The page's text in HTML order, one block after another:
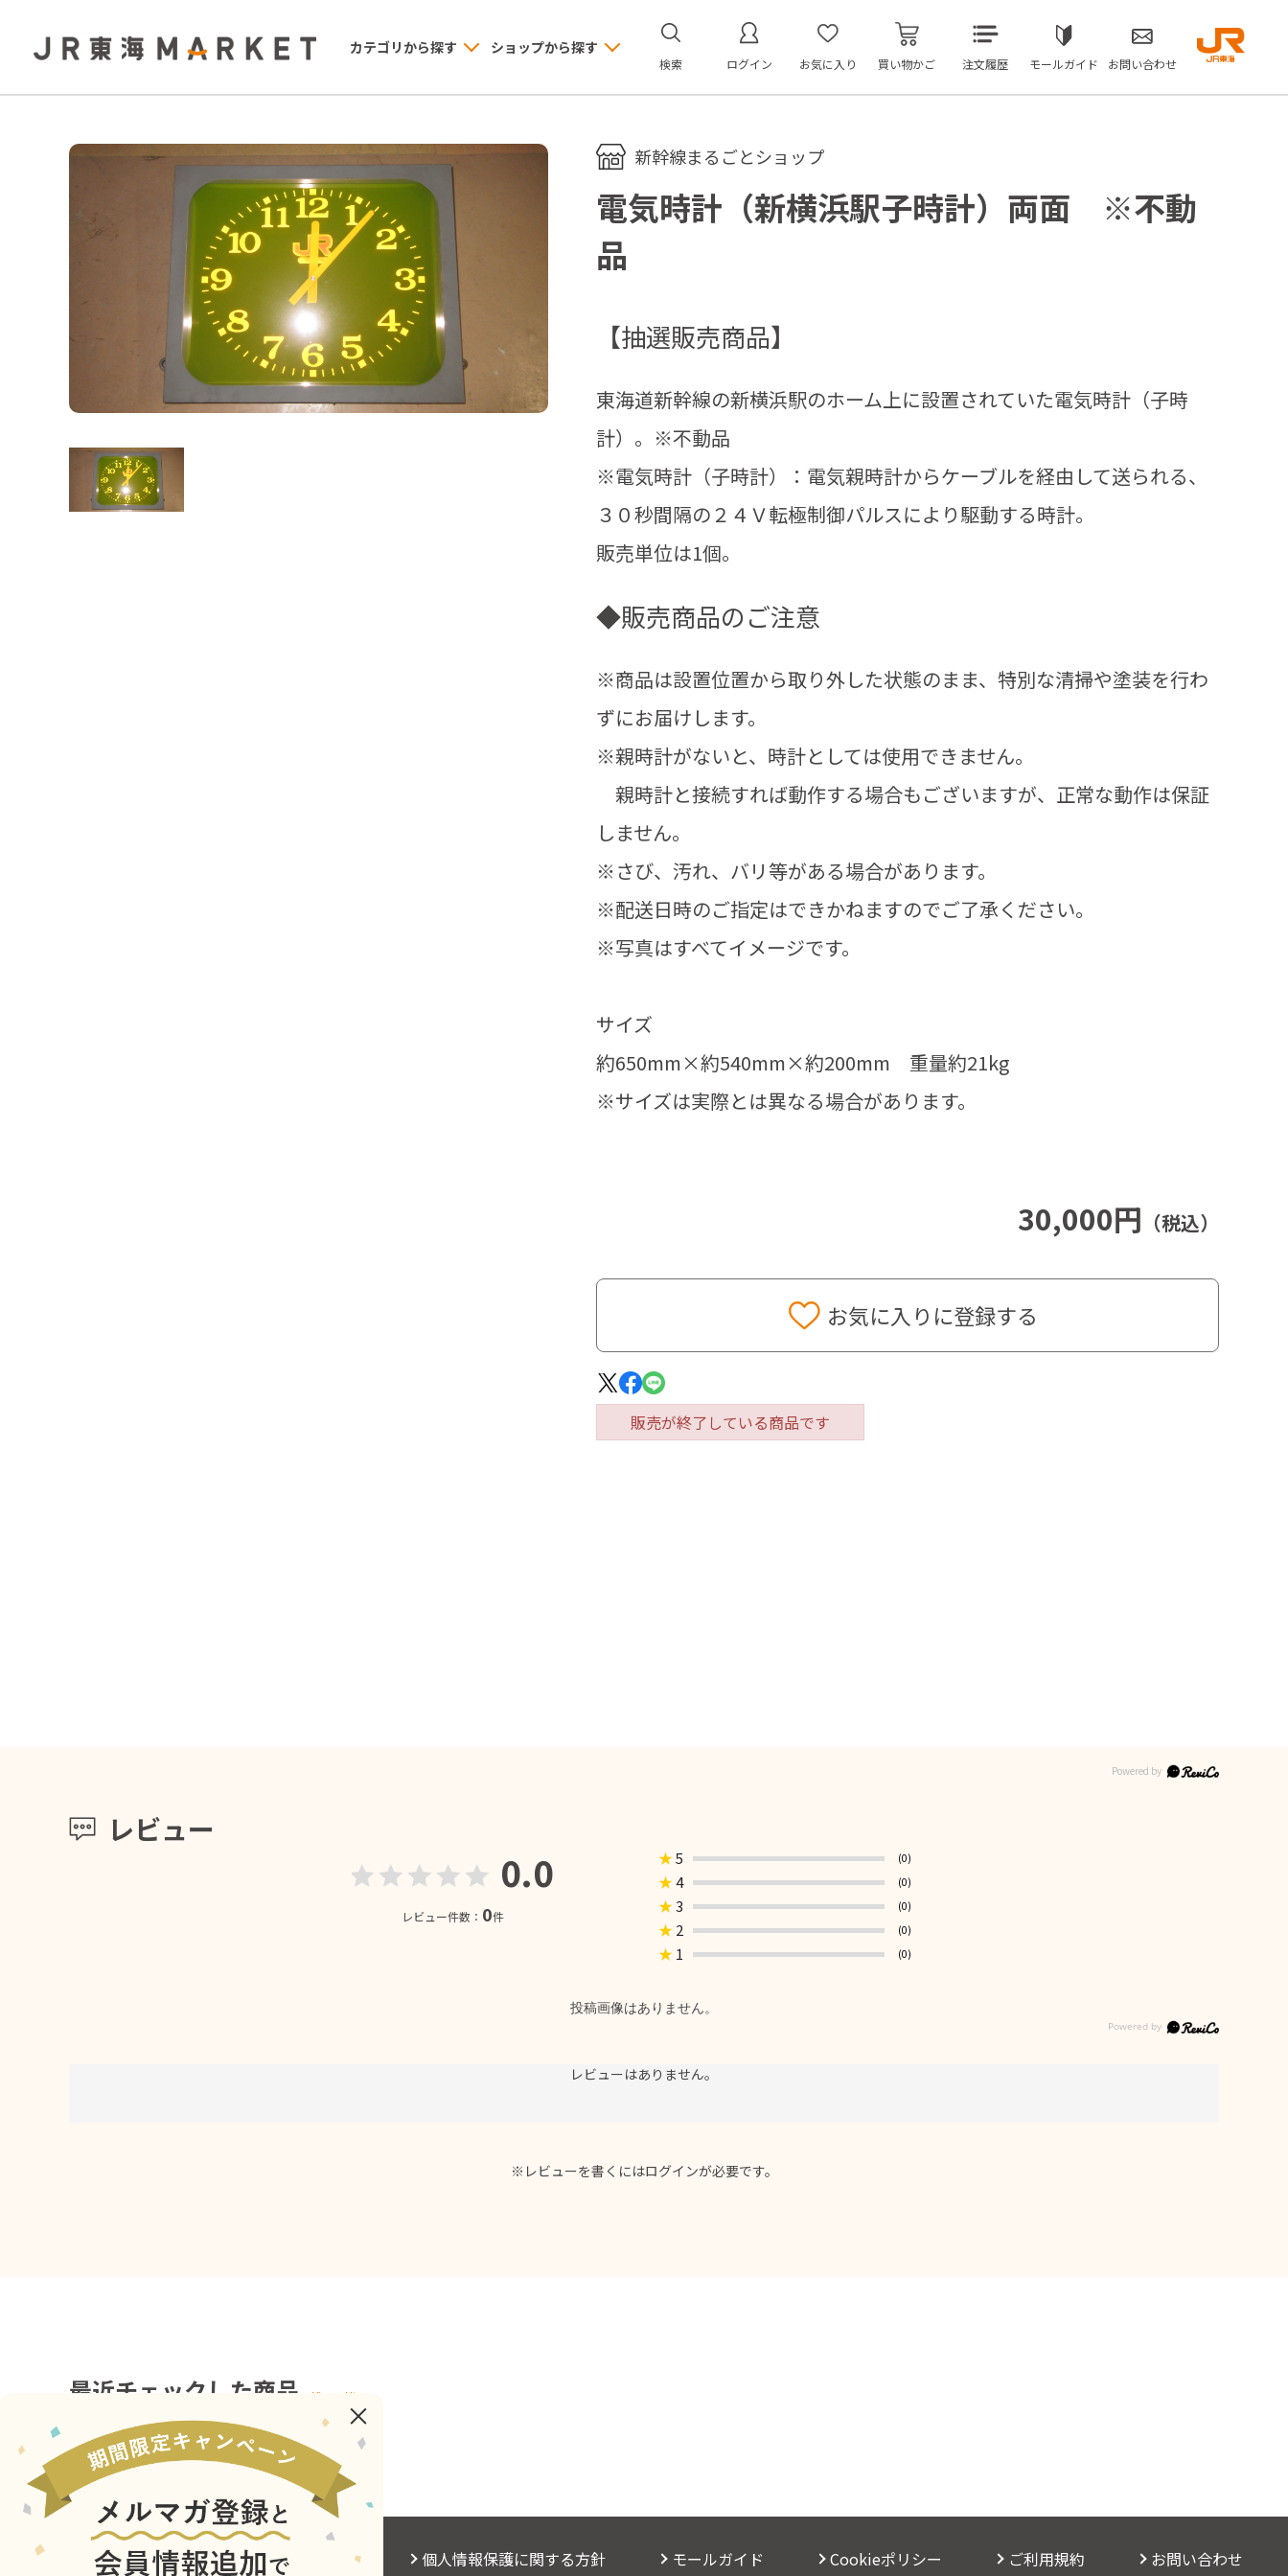
カテゴリから探す ショップから探す
検索 ログイン お気に入り 買い物かご 注文履歴 モールガイド お問い合わせ
新幹線まるごとショップ
電気時計（新横浜駅子時計）両面 ※不動
品
30,000円 （税込）
販売が終了している商品です
お気に入りに登録する
【抽選販売商品】
東海道新幹線の新横浜駅のホーム上に設置されていた電気時計（子時
計）。※不動品
※電気時計（子時計）：電気親時計からケーブルを経由して送られる、
３０秒間隔の２４Ｖ転極制御パルスにより駆動する時計。
販売単位は1個。
◆販売商品のご注意
※商品は設置位置から取り外した状態のまま、特別な清掃や塗装を行わ
ずにお届けします。
※親時計がないと、時計としては使用できません。
親時計と接続すれば動作する場合もございますが、正常な動作は保証
しません。
※さび、汚れ、バリ等がある場合があります。
※配送日時のご指定はできかねますのでご了承ください。
※写真はすべてイメージです。
サイズ
約650mm×約540mm×約200mm 重量約21kg
※サイズは実際とは異なる場合があります。
レビュー
0.0
レビュー件数： 0件
★5 (0)
★4 (0)
★3 (0)
★ 2 (0)
★ 1 (0)
投稿画像はありません。
レビューはありません。
※レビューを書くにはログインが必要です。
最近チェックした商品
会社概要 サイトご利用にあたって 個人情報保護に関する方針 モールガイド Cookieポリシー ご利用規約 お問い合わせ